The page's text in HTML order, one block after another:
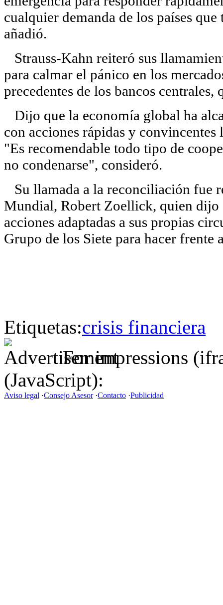
cualquier demanda de los países
añadió.
Strauss-Kahn reiteró sus
para calmar el pánico en los
precedentes de los bancos
Dijo que la economía global ha
con acciones rápidas y
"Es recomendable todo tipo de
no condenarse", consideró.
Su llamada a la reconciliación fue
Mundial, Robert Zoellick, quien dijo
acciones adaptadas a sus propias
Grupo de los Siete para hacer frente
Etiquetas:crisis financiera
For impressions
(JavaScript):
Aviso legal ·Consejo Asesor·Contacto ·Publicidad